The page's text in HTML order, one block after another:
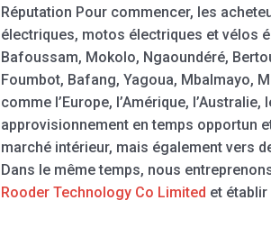
Réputation Pour commencer, les
électriques, motos électriques et vélos
Bafoussam, Mokolo, Ngaoundéré,
Foumbot, Bafang, Yagoua, Mbalmayo,
comme l’Europe, l’Amérique,
approvisionnement en temps opportun
marché intérieur, mais également vers
Dans le même temps, nous
Rooder Technology Co Limited et